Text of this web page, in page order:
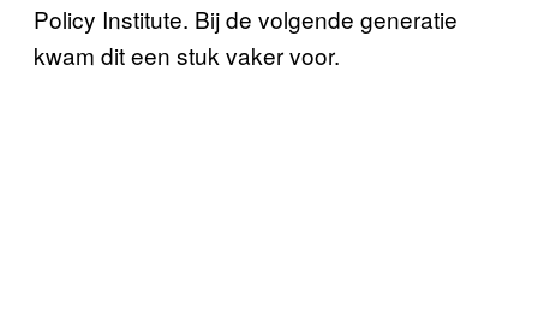
Policy Institute. Bij de volgende generatie
kwam dit een stuk vaker voor.